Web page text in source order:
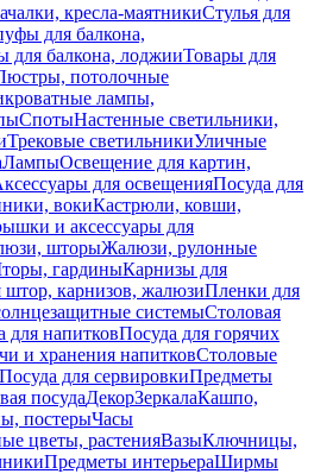
кресла-маятникиСтулья для
для балкона,
для балкона, лоджииТовары для
потолочные
лампы,
СпотыНастенные светильники,
Трековые светильникиУличные
ЛампыОсвещение для картин,
для освещенияПосуда для
вокиКастрюли, ковши,
и аксессуары для
шторыЖалюзи, рулонные
гардиныКарнизы для
карнизов, жалюзиПленки для
системыСтоловая
для напитковПосуда для горячих
и хранения напитковСтоловые
Посуда для сервировкиПредметы
посудаДекорЗеркалаКашпо,
постерыЧасы
цветы, растенияВазыКлючницы,
Предметы интерьераШирмы